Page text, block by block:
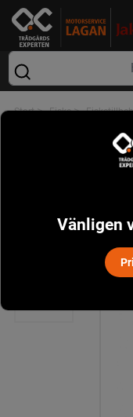
Start> Fiske>
Vänligen